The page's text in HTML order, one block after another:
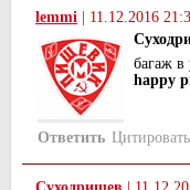
lemmi | 11.12.2016
багаж в
happy
Ответить Цитировать